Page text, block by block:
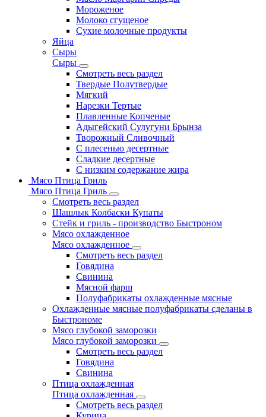
Мороженое
Молоко сгущеное
Сухие молочные продукты
Яйца
Сыры
Сыры
Смотреть весь раздел
Твердые Полутвердые
Мягкий
Нарезки Тертые
Плавленные Копченые
Адыгейский Сулугуни Брынза
Творожный Сливочный
С плесенью десертные
Сладкие десертные
С низким содержание жира
Мясо Птица Гриль
Мясо Птица Гриль
Смотреть весь раздел
Шашлык Колбаски Купаты
Стейк и гриль - производство Быстроном
Мясо охлажденное
Мясо охлажденное
Смотреть весь раздел
Говядина
Свинина
Мясной фарш
Полуфабрикаты охлажденные мясные
Охлажденные мясные полуфабрикаты сделаны в
Быстрономе
Мясо глубокой заморозки
Мясо глубокой заморозки
Смотреть весь раздел
Говядина
Свинина
Птица охлажденная
Птица охлажденная
Смотреть весь раздел